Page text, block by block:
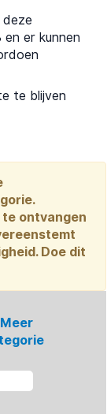
er kunnen
te blijven
te ontvangen
Doe dit